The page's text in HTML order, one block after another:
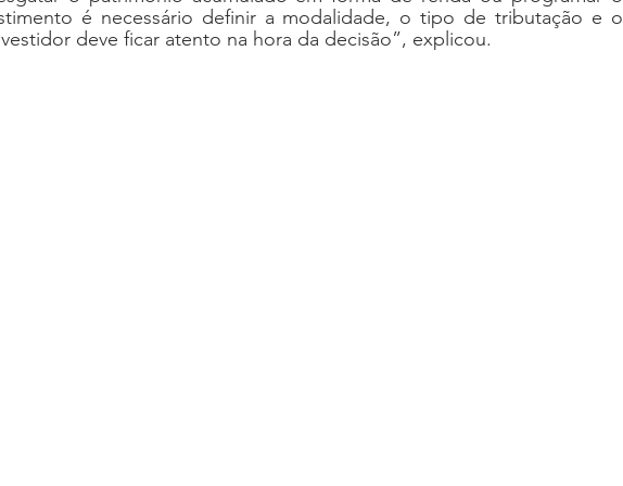
é necessário definir a modalidade, o tipo de tributação e o
deve ficar atento na hora da decisão”, explicou.